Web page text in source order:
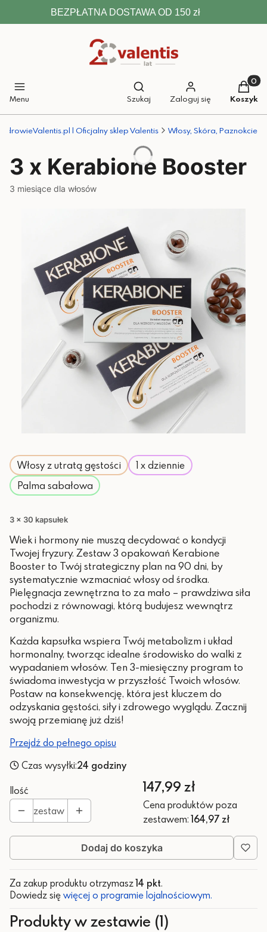
BEZPŁATNA DOSTAWA OD 150 zł
Menu
Otwórz wyszukiwarkę
Szukaj Zaloguj się Koszyk
ZdrowieValentis.pl | Oficjalny sklep Valentis Włosy, Skóra, Paznokcie
3 x Kerabione Booster
3 miesiące dla włosów
Włosy z utratą gęstości
1 x dziennie
Palma sabałowa
3 x 30 kapsułek
Wiek i hormony nie muszą decydować o kondycji
Twojej fryzury. Zestaw 3 opakowań Kerabione
Booster to Twój strategiczny plan na 90 dni, by
systematycznie wzmacniać włosy od środka.
Pielęgnacja zewnętrzna to za mało – prawdziwa siła
pochodzi z równowagi, którą budujesz wewnątrz
organizmu.
Każda kapsułka wspiera Twój metabolizm i układ
hormonalny, tworząc idealne środowisko do walki z
wypadaniem włosów. Ten 3-miesięczny program to
świadoma inwestycja w przyszłość Twoich włosów.
Postaw na konsekwencję, która jest kluczem do
odzyskania gęstości, siły i zdrowego wyglądu. Zacznij
swoją przemianę już dziś!
Przejdź do pełnego opisu
Czas wysyłki:24 godziny
Ilość
zestaw
Cena
147,99 zł
Cena produktów poza
zestawem: 164,97 zł
Dodaj do koszyka
Za zakup produktu otrzymasz14 pkt.
Dowiedz się więcej o programie lojalnościowym.
Produkty w zestawie (1)